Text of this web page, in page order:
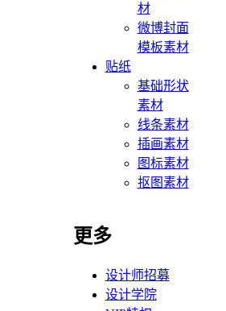
材
微博封面
模板素材
贴纸
基础形状
素材
线条素材
插画素材
图标素材
抠图素材
更多
设计师招募
设计学院